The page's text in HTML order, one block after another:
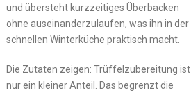
und übersteht kurzzeitiges Überbacken
ohne auseinanderzulaufen, was ihn in der
schnellen Winterküche praktisch macht.
Die Zutaten zeigen: Trüffelzubereitung ist
nur ein kleiner Anteil. Das begrenzt die